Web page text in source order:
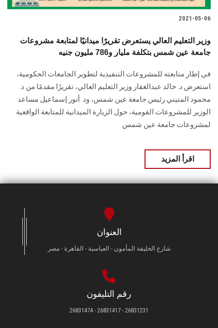
2021-05-06
وزير التعليم العالي يستعرض تقريرًا ميدانيًا لمتابعة مشروعات
جامعة عين شمس بتكلفة مليار و786 مليون جنيه
في إطار متابعته للمشروعات التنفيذية لتطوير الجامعات الحكومية،
استعرض د. خالد عبدالغفار وزير التعليم العالي، تقريرًا مقدمًا من د.
محمود المتيني رئيس جامعة عين شمس، ود. أنور إسماعيل مساعد
الوزير للمشروعات القومية، حول الزيارة الميدانية للمتابعة الواقعية
لمشروعات جامعة عين شمس
اقرأ المزيد
العنوان
شارع الخليفة المأمون - العباسية - القاهرة - مصر
رقم التليفون
26831231 - 26831417 - 26831474